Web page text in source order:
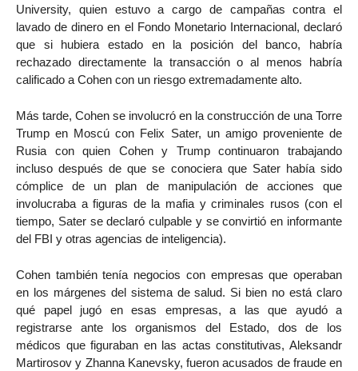
University, quien estuvo a cargo de campañas contra el
lavado de dinero en el Fondo Monetario Internacional, declaró
que si hubiera estado en la posición del banco, habría
rechazado directamente la transacción o al menos habría
calificado a Cohen con un riesgo extremadamente alto.
Más tarde, Cohen se involucró en la construcción de una Torre
Trump en Moscú con Felix Sater, un amigo proveniente de
Rusia con quien Cohen y Trump continuaron trabajando
incluso después de que se conociera que Sater había sido
cómplice de un plan de manipulación de acciones que
involucraba a figuras de la mafia y criminales rusos (con el
tiempo, Sater se declaró culpable y se convirtió en informante
del FBI y otras agencias de inteligencia).
Cohen también tenía negocios con empresas que operaban
en los márgenes del sistema de salud. Si bien no está claro
qué papel jugó en esas empresas, a las que ayudó a
registrarse ante los organismos del Estado, dos de los
médicos que figuraban en las actas constitutivas, Aleksandr
Martirosov y Zhanna Kanevsky, fueron acusados de fraude en